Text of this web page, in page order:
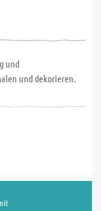
und
und dekorieren.